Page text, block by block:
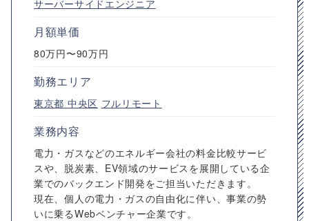
サーバーサイドエンジニア
月額単価
80万円〜90万円
勤務エリア
東京都 中央区 フルリモート
業務内容
電力・ガスなどのエネルギー会社の料金比較サービ
スや、脱炭素、EV領域のサービスを展開している企
業でのバックエンド開発をご担当いただきます。
現在、個人の電力・ガスの自由化に伴い、事業の勢
いに乗るWebベンチャー企業です。